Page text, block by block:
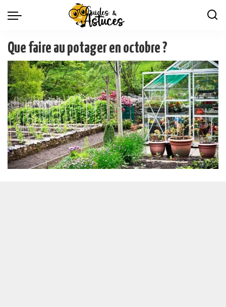
Que faire au potager en octobre ?